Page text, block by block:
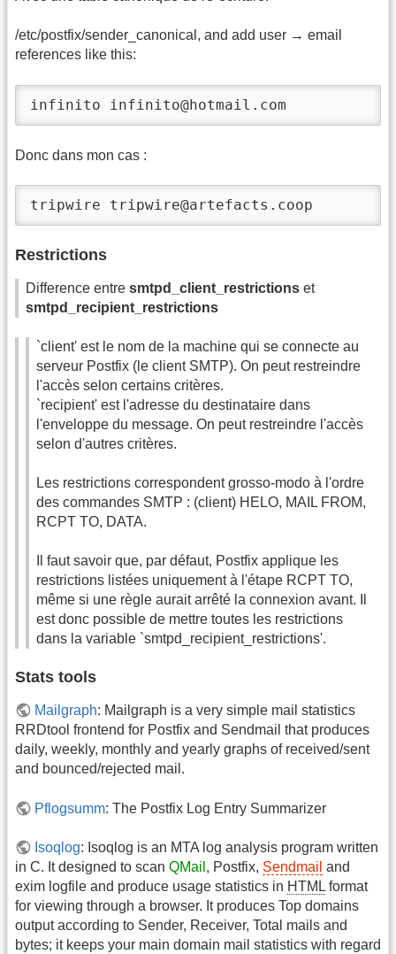
/etc/postfix/sender_canonical, and add user → email
references like this:
infinito infinito@hotmail.com
Donc dans mon cas :
tripwire tripwire@artefacts.coop
Restrictions
Difference entre smtpd_client_restrictions et
smtpd_recipient_restrictions
`client' est le nom de la machine qui se connecte au
serveur Postfix (le client SMTP). On peut restreindre
l'accès selon certains critères.
`recipient' est l'adresse du destinataire dans
l'enveloppe du message. On peut restreindre l'accès
selon d'autres critères.
Les restrictions correspondent grosso-modo à l'ordre
des commandes SMTP : (client) HELO, MAIL FROM,
RCPT TO, DATA.
Il faut savoir que, par défaut, Postfix applique les
restrictions listées uniquement à l'étape RCPT TO,
même si une règle aurait arrêté la connexion avant. Il
est donc possible de mettre toutes les restrictions
dans la variable `smtpd_recipient_restrictions'.
Stats tools
Mailgraph: Mailgraph is a very simple mail statistics
RRDtool frontend for Postfix and Sendmail that produces
daily, weekly, monthly and yearly graphs of received/sent
and bounced/rejected mail.
Pflogsumm: The Postfix Log Entry Summarizer
Isoqlog: Isoqlog is an MTA log analysis program written
in C. It designed to scan QMail , Postfix, Sendmail and
exim logfile and produce usage statistics in HTML format
for viewing through a browser. It produces Top domains
output according to Sender, Receiver, Total mails and
bytes; it keeps your main domain mail statistics with regard